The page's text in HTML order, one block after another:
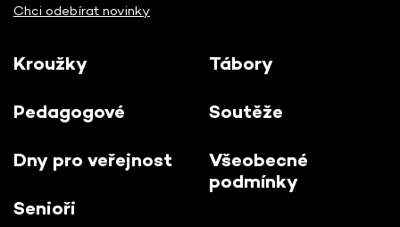
Chci odebírat novinky
Kroužky
Pedagogové
Dny pro veřejnost
Senioři
Tábory
Soutěže
Všeobecné
podmínky